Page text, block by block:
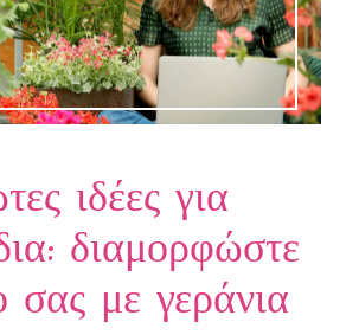
ιδέες για
διαμορφώστε
σας με γεράνια